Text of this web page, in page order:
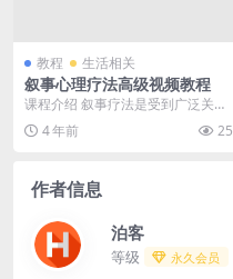
教程 生活相关
叙事心理疗法高级视频教程
课程介绍 叙事疗法是受到广泛关注
的后现代心理治疗方式，它摆脱了
传统上将人看作为问...
4 年前 25
作者信息
泊客
等级 永久会员